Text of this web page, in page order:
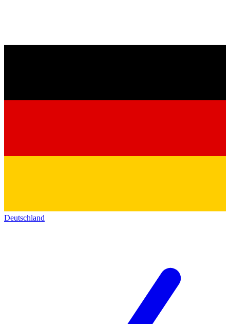
Deutschland